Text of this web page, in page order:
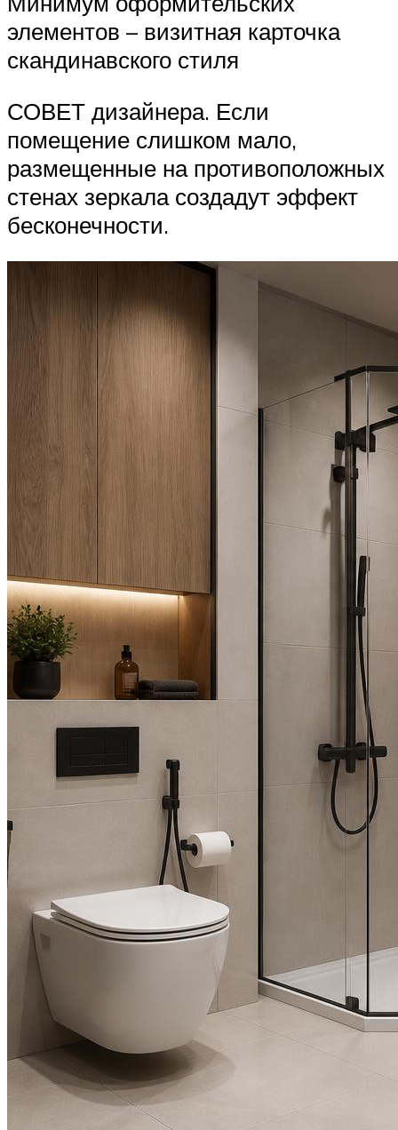
элементов – визитная карточка
скандинавского стиля
СОВЕТ дизайнера. Если
помещение слишком мало,
размещенные на противоположных
стенах зеркала создадут эффект
бесконечности.